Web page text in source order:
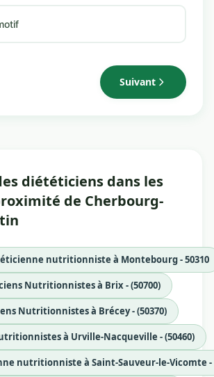
Suivant
diététiciens dans les
de Cherbourg-
nutritionniste à Montebourg - 50310
Nutritionnistes à Brix - (50700)
Nutritionnistes à Brécey - (50370)
à Urville-Nacqueville - (50460)
nutritionniste à Saint-Sauveur-le-Vicomte -